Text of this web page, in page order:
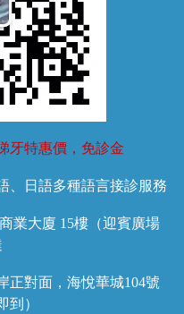
牙特惠價，免診金
、日語多種語言接診服務
業大廈 15樓（迎賓廣場
正對面，海悅華城104號
到）